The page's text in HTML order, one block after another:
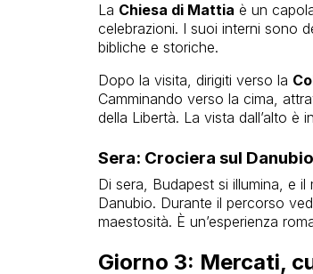
La Chiesa di Mattia è un
celebrazioni. I suoi interni sono
bibliche e storiche.
Dopo la visita, dirigiti verso la
Camminando verso la cima,
della Libertà. La vista dall’alto è
Sera: Crociera sul Danubio
Di sera, Budapest si illumina, e
Danubio. Durante il percorso
maestosità. È un’esperienza
Giorno 3: Mercati,